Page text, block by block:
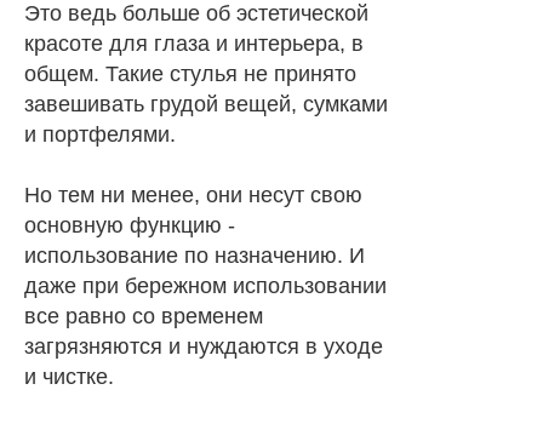
Это ведь больше об эстетической
красоте для глаза и интерьера, в
общем. Такие стулья не принято
завешивать грудой вещей, сумками
и портфелями.
Но тем ни менее, они несут свою
основную функцию -
использование по назначению. И
даже при бережном использовании
все равно со временем
загрязняются и нуждаются в уходе
и чистке.